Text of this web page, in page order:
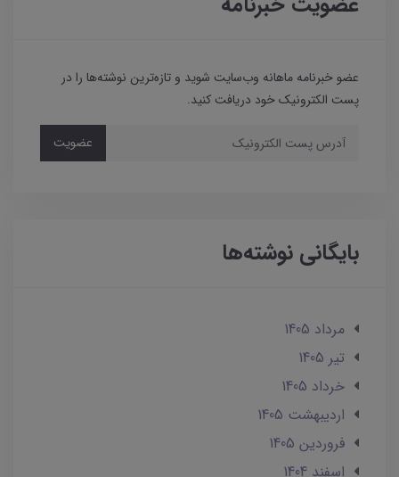
عضو خبرنامه ماهانه وب‌سایت شوید و تازه‌ترین نوشته‌ها را در
پست الکترونیک خود دریافت کنید.
عضویت
بایگانی نوشته‌ها
مرداد 1405
تير 1405
خرداد 1405
ارديبهشت 1405
فروردین 1405
اسفند 1404